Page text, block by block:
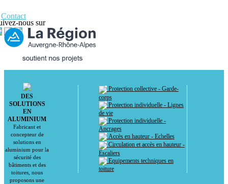
Contact
nous sur
DES
SOLUTIONS
EN
ALUMINIUM
Fabricant et
concepteur de
solutions en
aluminium pour la
sécurité des
bâtiments et des
toitures, nous
proposons une
Protection collective - Garde-
corps
Protection individuelle - Lignes
de vie
Protection individuelle -
Ancrages
Accès en hauteur - Echelles
Circulation et accès en hauteur -
Escaliers
Equipements techniques en
toiture